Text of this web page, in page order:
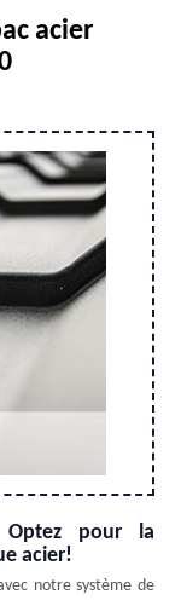
acier
Optez pour la
acier!
notre système de